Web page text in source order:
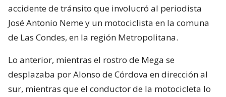
accidente de tránsito que involucró al periodista
José Antonio Neme y un motociclista en la comuna
de Las Condes, en la región Metropolitana.
Lo anterior, mientras el rostro de Mega se
desplazaba por Alonso de Córdova en dirección al
sur, mientras que el conductor de la motocicleta lo